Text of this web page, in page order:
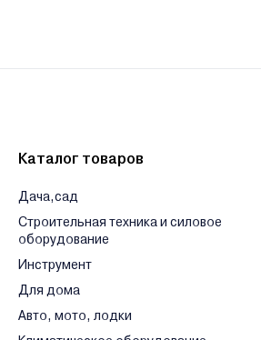
Производитель Stab - ЧТУП
Каталог товаров
Дача,сад
Строительная техника и силовое
оборудование
Инструмент
Для дома
Авто, мото, лодки